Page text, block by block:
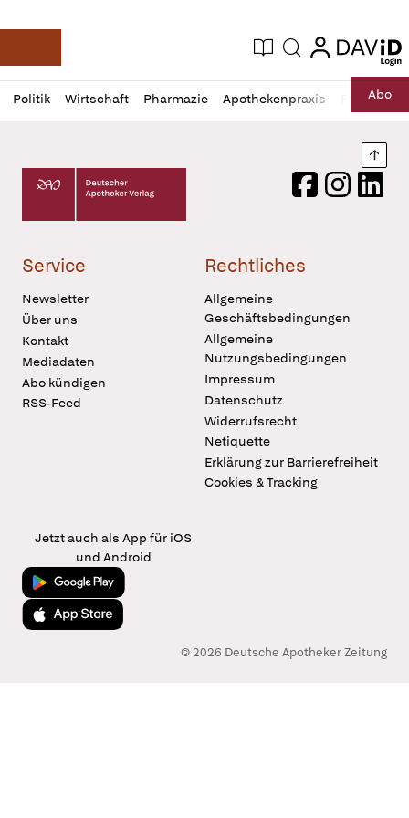
Deutsche Apotheker Zeitung
Aktuelle Ausgabe
Suche login
login
Politik Wirtschaft Pharmazie Apothekenpraxis RechtAbo
Profil
öffnen
Daz
Pur
Deutscher Apotheker Verlag Logo
FacebookInstagram
Service
Newsletter
Über uns
Kontakt
Mediadaten
Abo kündigen
RSS-Feed
Rechtliches
Allgemeine
Geschäftsbedingungen
Allgemeine
Nutzungsbedingungen
Impressum
Datenschutz
Widerrufsrecht
Netiquette
Erklärung zur Barrierefreiheit
Cookies & Tracking
Jetzt auch als App für iOS
und Android
Jetzt bei Google Play
Laden im App Store
© 2026 Deutsche Apotheker Zeitung